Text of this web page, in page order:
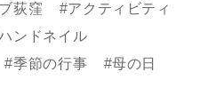
荻窪
#アクティビティ
ンドネイル
#季節の行事
#母の日